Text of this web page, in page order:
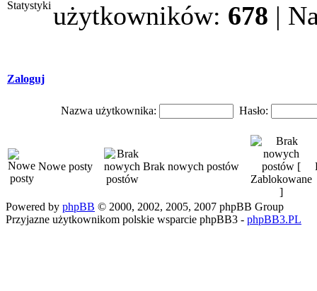
użytkowników: 678 |
Zaloguj
Nazwa użytkownika: Hasło:
Nowe posty Brak nowych postów
Powered by phpBB © 2000, 2002, 2005, 2007 phpBB Group
Przyjazne użytkownikom polskie wsparcie phpBB3 - phpBB3.PL